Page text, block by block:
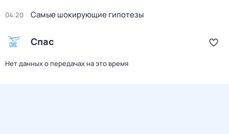
04:20 Самые шoкиpующие гипотезы
Спас
Нет данных о передачах на это время